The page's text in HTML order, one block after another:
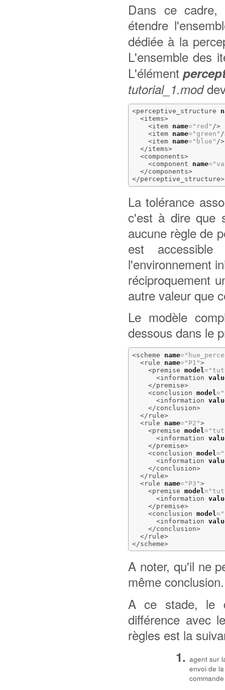
Dans ce
étendre
dédiée à la
L'ensemble des
L'élément
tutorial_1.mod
<perceptive_structure
<items>
<item
name="red" />
<item
name="green" /
<item
name="blue" />
</items>
<components>
<component
name=
</components>
</perceptive_structure>
La tolérance
c'est à dire que
aucune règle de
est
l'environnement
réciproquement
autre valeur que
Le modèle
dessous dans le
<scheme name=
<rule
name="P1">
<premise model =
<information
</premise>
<conclusion model =
<information
</conclusion>
</rule>
<rule
name="P2">
<premise model =
<information
</premise>
<conclusion model =
<information
</conclusion>
</rule>
<rule
name="P3">
<premise model =
<information
</premise>
<conclusion model =
<information
</conclusion>
</rule>
</scheme>
A noter, qu'il ne
même conclusion.
A ce stade, le
différence avec
règles est la
agent sur
envoi de